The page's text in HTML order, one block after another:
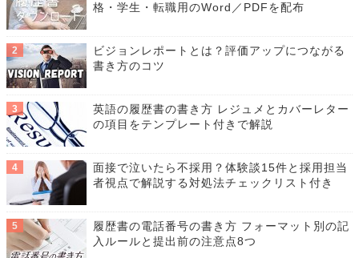
格・学生・転職用のWord／PDFを配布
ビジョンレポートとは？評価アップにつながる
書き方のコツ
英語の履歴書の書き方 レジュメとカバーレター
の項目をテンプレート付きで解説
面接で泣いたら不採用？体験談15件と採用担当
者視点で解説する対処法チェックリスト付き
履歴書の電話番号の書き方 フォーマット別の記
入ルールと提出前の注意点8つ